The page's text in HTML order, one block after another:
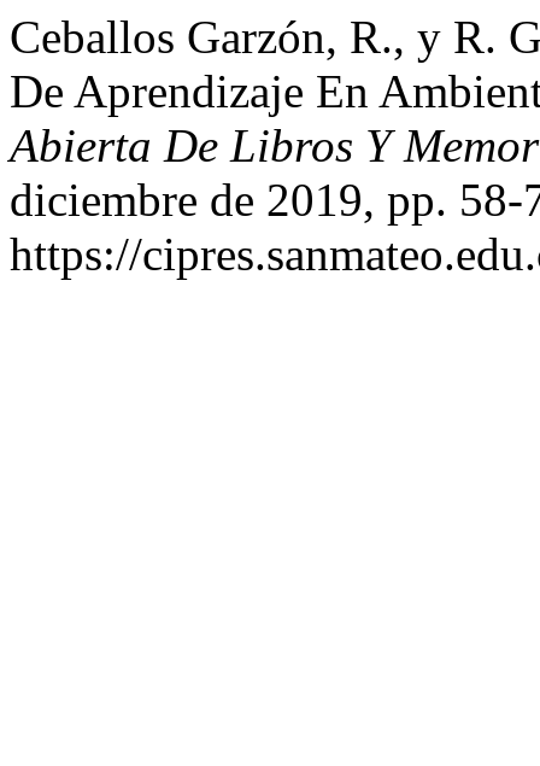
Ceballos Garzón, R., y R.
De Aprendizaje En
Abierta De Libros Y
diciembre de 2019, pp. 58-
https://